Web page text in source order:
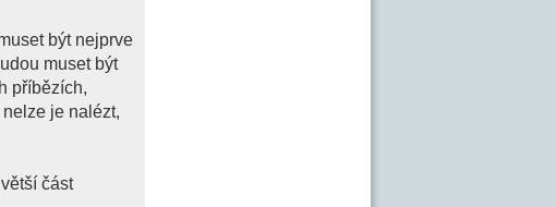
být nejprve
muset být
příbězích,
je nalézt,
část